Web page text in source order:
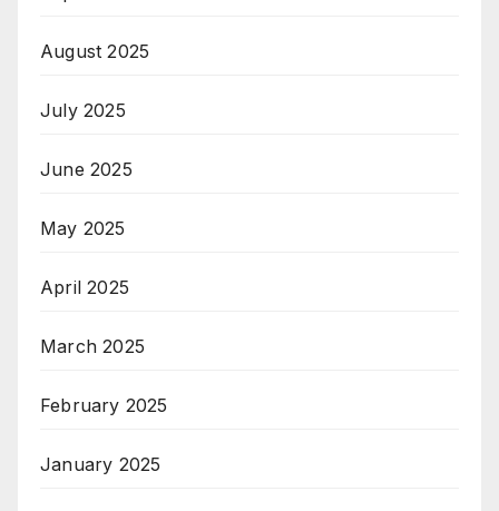
August 2025
July 2025
June 2025
May 2025
April 2025
March 2025
February 2025
January 2025